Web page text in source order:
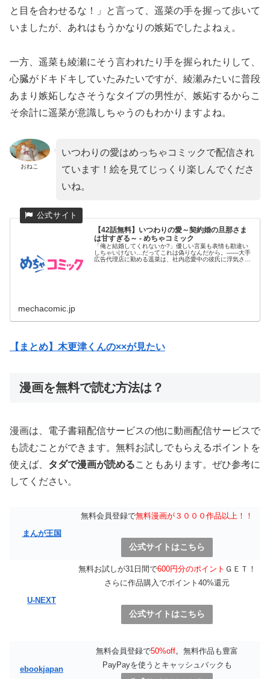
と目を合わせるな！」と言って、遥菜の手を握って歩いて
いましたが、あれはもうかなりの嫉妬でしたよねぇ。
一方、遥菜も綾瀬にそう言われたり手を握られたりして、
心臓がドキドキしていたみたいですが、綾瀬みたいに普段
あまり嫉妬しなさそうなタイプの男性が、嫉妬するからこ
そ余計に遥菜が意識しちゃうのもわかりますよね。
おねこ
いつわりの愛はめっちゃコミックで配信され
ています！絵を見てじっくり楽しんでくださ
いね。
【42話無料】いつわりの愛～契約婚の旦那さま
は甘すぎる～ - めちゃコミック
「俺と結婚してくれないか?」優しい言葉も表情も勘違い
しちゃいけない…だってこれは偽りなんだから。――大手
広告代理店に勤める遥菜は、社内恋愛中の彼氏に浮気さ
mechacomic.jp
【まとめ】木更津くんの××が見たい
漫画を無料で読む方法は？
漫画は、電子書籍配信サービスの他に動画配信サービスで
も読むことができます。無料お試しでもらえるポイントを
使えば、 タダで漫画が読めることもあります。ぜひ参考に
してください。
まんが王国
無料会員登録で無料漫画が３０００作品以上！！
公式サイトはこちら
U-NEXT
無料お試しが31日間で600円分のポイント ＧＥＴ！
さらに作品購入でポイント40%還元
公式サイトはこちら
ebookjapan
無料会員登録で50%off。無料作品も豊富
PayPayを使うとキャッシュバックも